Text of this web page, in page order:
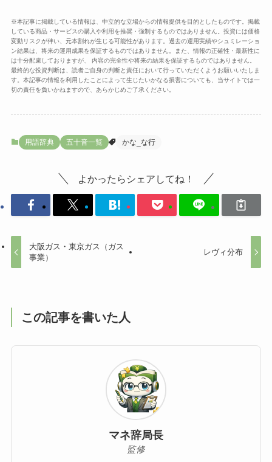
※本記事に掲載している情報は、中立的な立場からの情報提供を目的としたものです。掲載
している商品・サービスの購入や利用を推奨・強制するものではありません。投資には価格
変動リスクが伴い、元本割れが生じる可能性があります。過去の運用実績やシュミレーショ
ン結果は、将来の運用成果を保証するものではありません。また、情報の正確性・最新性に
は十分配慮しておりますが、 内容の完全性や将来の結果を保証するものではありません。
最終的な投資判断は、読者ご自身の判断と責任において行っていただくようお願いいたしま
す。本記事の情報を利用したことによって生じたいかなる損害についても、当サイトでは一
切の責任を負いかねますので、あらかじめご了承ください。
用語辞典 五十音一覧 かな_な行
よかったらシェアしてね！
大阪ガス・東京ガス（ガス
事業）
レヴィ分布
この記事を書いた人
マネ辞局長
監修